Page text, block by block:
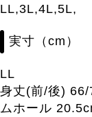
LL,3L,4L,5L,
実寸（cm）
LL
身丈(前/後)
ムホール